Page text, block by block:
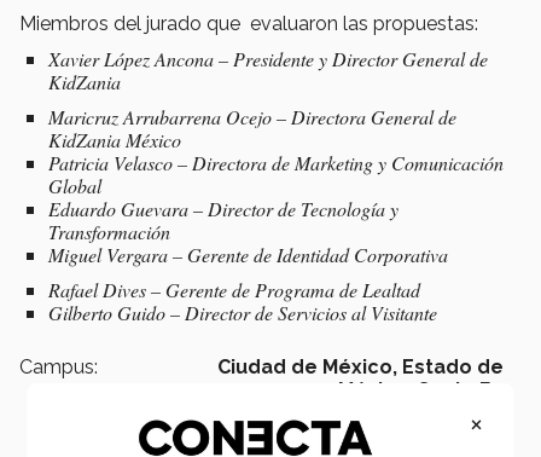
Miembros del jurado que evaluaron las propuestas:
Xavier López Ancona – Presidente y Director General de
KidZania
Maricruz Arrubarrena Ocejo – Directora General de
KidZania México
Patricia Velasco – Directora de Marketing y Comunicación
Global
Eduardo Guevara – Director de Tecnología y
Transformación
Miguel Vergara – Gerente de Identidad Corporativa
Rafael Dives – Gerente de Programa de Lealtad
Gilberto Guido – Director de Servicios al Visitante
Campus: Ciudad de México, Estado de
México,
Santa Fe
×